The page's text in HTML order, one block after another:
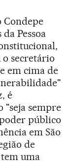
Condepe
Pessoa
o secretário
em cima de
é
"seja sempre
público
em São
de
uma